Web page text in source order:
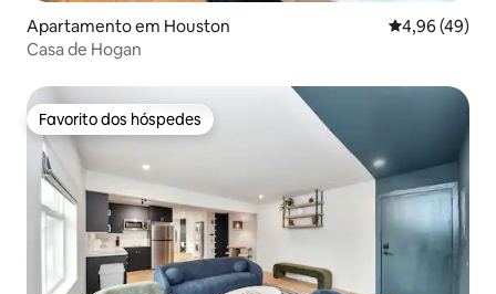
Apartamento em Houston Classificação
4,96 (49)
Casa de Hogan
Favorito dos hóspedes
Favorito dos hóspedes